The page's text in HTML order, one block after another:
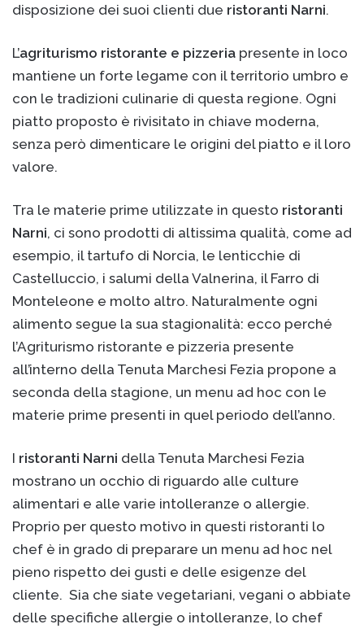
disposizione dei suoi clienti due ristoranti Narni.
L’agriturismo ristorante e pizzeria presente in loco
mantiene un forte legame con il territorio umbro e
con le tradizioni culinarie di questa regione. Ogni
piatto proposto è rivisitato in chiave moderna,
senza però dimenticare le origini del piatto e il loro
valore.
Tra le materie prime utilizzate in questo ristoranti
Narni, ci sono prodotti di altissima qualità, come ad
esempio, il tartufo di Norcia, le lenticchie di
Castelluccio, i salumi della Valnerina, il Farro di
Monteleone e molto altro. Naturalmente ogni
alimento segue la sua stagionalità: ecco perché
l’Agriturismo ristorante e pizzeria presente
all’interno della Tenuta Marchesi Fezia propone a
seconda della stagione, un menu ad hoc con le
materie prime presenti in quel periodo dell’anno.
I ristoranti Narni della Tenuta Marchesi Fezia
mostrano un occhio di riguardo alle culture
alimentari e alle varie intolleranze o allergie.
Proprio per questo motivo in questi ristoranti lo
chef è in grado di preparare un menu ad hoc nel
pieno rispetto dei gusti e delle esigenze del
cliente. Sia che siate vegetariani, vegani o abbiate
delle specifiche allergie o intolleranze, lo chef